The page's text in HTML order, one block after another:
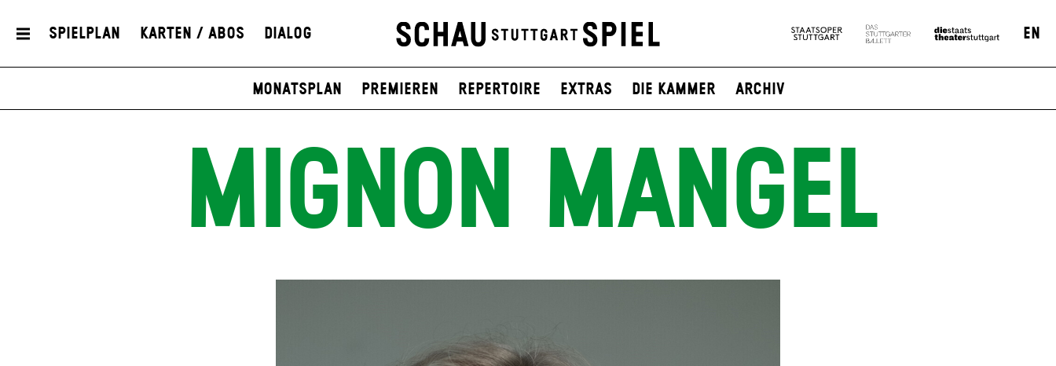
Spielplan Karten / Abos Dialog EN
Monatsplan Premieren Repertoire Extras Die Kammer Archiv
MIGNON MANGEL